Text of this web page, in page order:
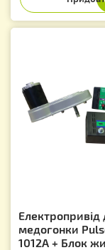
Електропривід
медогонки
1012A + Блок